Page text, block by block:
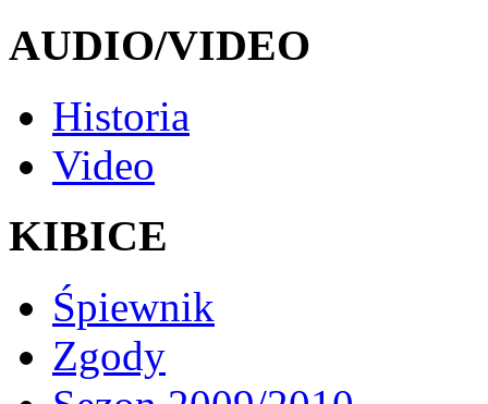
AUDIO/VIDEO
Historia
Video
KIBICE
Śpiewnik
Zgody